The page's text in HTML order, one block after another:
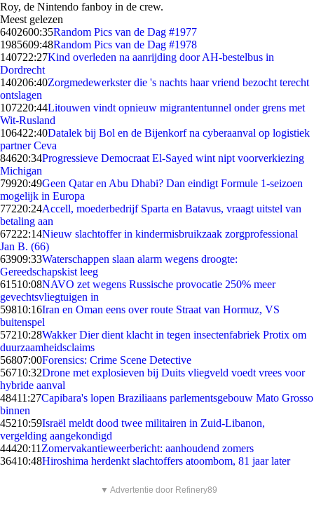
Roy, de Nintendo fanboy in de crew.
Meest gelezen
6402600:35Random Pics van de Dag #1977
1985609:48Random Pics van de Dag #1978
140722:27Kind overleden na aanrijding door AH-bestelbus in
Dordrecht
140206:40Zorgmedewerkster die 's nachts haar vriend bezocht terecht
ontslagen
107220:44Litouwen vindt opnieuw migrantentunnel onder grens met
Wit-Rusland
106422:40Datalek bij Bol en de Bijenkorf na cyberaanval op logistiek
partner Ceva
84620:34Progressieve Democraat El-Sayed wint nipt voorverkiezing
Michigan
79920:49Geen Qatar en Abu Dhabi? Dan eindigt Formule 1-seizoen
mogelijk in Europa
77220:24Accell, moederbedrijf Sparta en Batavus, vraagt uitstel van
betaling aan
67222:14Nieuw slachtoffer in kindermisbruikzaak zorgprofessional
Jan B. (66)
63909:33Waterschappen slaan alarm wegens droogte:
Gereedschapskist leeg
61510:08NAVO zet wegens Russische provocatie 250% meer
gevechtsvliegtuigen in
59810:16Iran en Oman eens over route Straat van Hormuz, VS
buitenspel
57210:28Wakker Dier dient klacht in tegen insectenfabriek Protix om
duurzaamheidsclaims
56807:00Forensics: Crime Scene Detective
56710:32Drone met explosieven bij Duits vliegveld voedt vrees voor
hybride aanval
48411:27Capibara's lopen Braziliaans parlementsgebouw Mato Grosso
binnen
45210:59Israël meldt dood twee militairen in Zuid-Libanon,
vergelding aangekondigd
44420:11 Zomervakantieweerbericht: aanhoudend zomers
36410:48Hiroshima herdenkt slachtoffers atoombom, 81 jaar later
▼ Advertentie door Refinery89